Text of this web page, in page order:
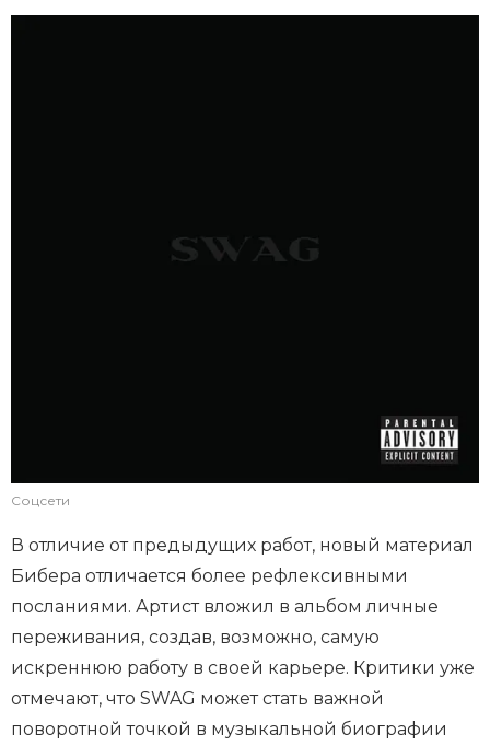
Соцсети
В отличие от предыдущих работ, новый материал
Бибера отличается более рефлексивными
посланиями. Артист вложил в альбом личные
переживания, создав, возможно, самую
искреннюю работу в своей карьере. Критики уже
отмечают, что SWAG может стать важной
поворотной точкой в музыкальной биографии